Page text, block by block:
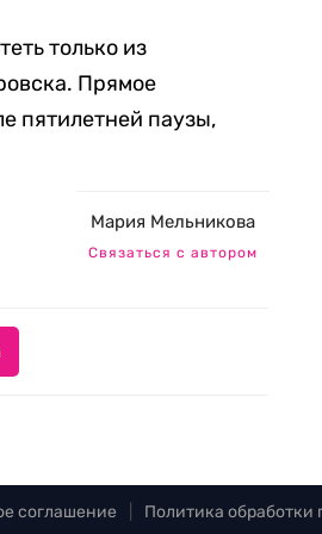
только из
Прямое
пятилетней паузы,
Мария Мельникова
Связаться с автором
соглашение Политика